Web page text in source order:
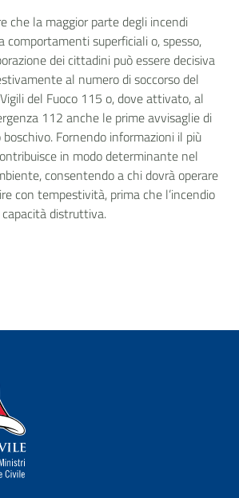
che la maggior parte degli incendi
comportamenti superficiali o, spesso,
dei cittadini può essere decisiva
al numero di soccorso del
del Fuoco 115 o, dove attivato, al
112 anche le prime avvisaglie di
Fornendo informazioni il più
in modo determinante nel
consentendo a chi dovrà operare
con tempestività, prima che l’incendio
distruttiva.
Protezione Civile